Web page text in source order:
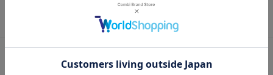
ン・フォーク
（お口のケア）
ベビートイ